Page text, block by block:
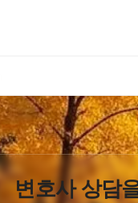
변호사 상담